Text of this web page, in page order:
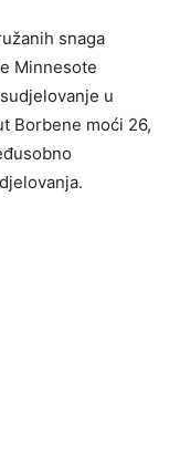
snaga
Minnesote
u
Borbene moći 26,